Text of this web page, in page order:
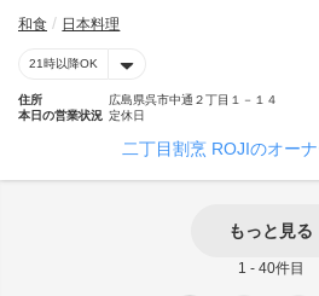
和食 日本料理
21時以降OK
住所
広島県呉市中通２丁目１－１４
本日の営業状況 定休日
二丁目割烹 ROJIのオー
もっと見る
1 - 40件目